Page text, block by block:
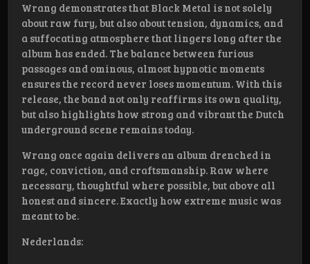
Wrang demonstrates that Black Metal is not solely
about raw fury, but also about tension, dynamics, and
a suffocating atmosphere that lingers long after the
album has ended. The balance between furious
passages and ominous, almost hypnotic moments
ensures the record never loses momentum. With this
release, the band not only reaffirms its own quality,
but also highlights how strong and vibrant the Dutch
underground scene remains today.
Wrang once again delivers an album drenched in
rage, conviction, and craftsmanship. Raw where
necessary, thoughtful where possible, but above all
honest and sincere. Exactly how extreme music was
meant to be.
Nederlands: